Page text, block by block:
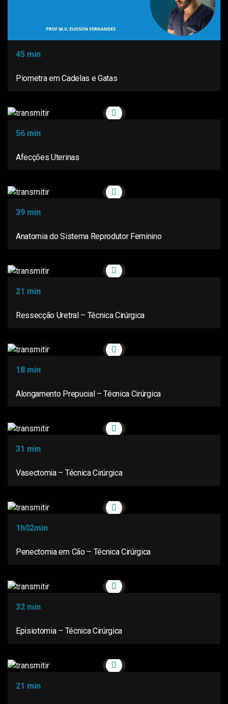
45 min
Piometra em Cadelas e Gatas
56 min
Afecções Uterinas
39 min
Anatomia do Sistema Reprodutor Feminino
21 min
Ressecção Uretral – Técnica Cirúrgica
18 min
Alongamento Prepucial – Técnica Cirúrgica
31 min
Vasectomia – Técnica Cirúrgica
1h02min
Penectomia em Cão – Técnica Cirúrgica
32 min
Episiotomia – Técnica Cirúrgica
21 min